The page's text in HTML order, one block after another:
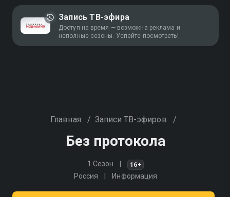
Запись ТВ-эфира
Доступ на время — возможна реклама и
неполные сезоны. Успейте посмотреть!
Главная / Записи ТВ-эфиров /
Без протокола
1 Сезон 16+
Россия Информация